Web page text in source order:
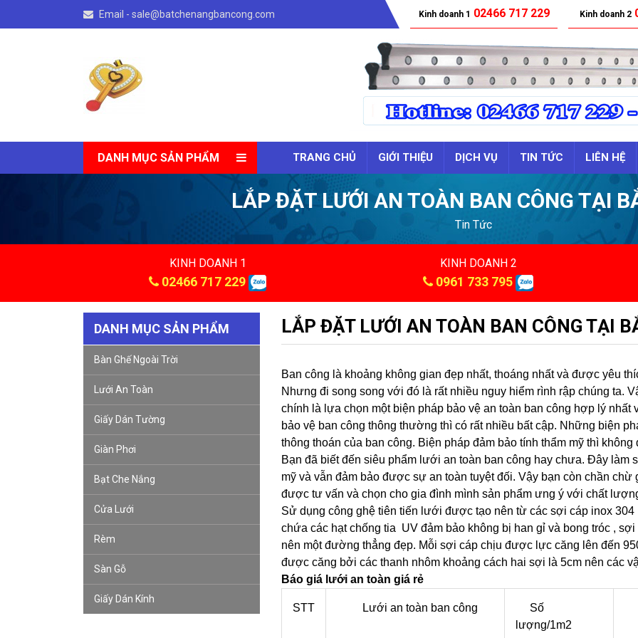
Email - sale@batchenangbancong.com Kinh doanh 1 02466 717 229 Kinh doanh 2
DANH MỤC SẢN PHẨM TRANG CHỦ GIỚI THIỆU DỊCH VỤ TIN TỨC LIÊN HỆ
LẮP ĐẶT LƯỚI AN TOÀN BAN CÔNG TẠI
Tin Tức
KINH DOANH 1
02466 717 229
KINH DOANH 2
0961 733 795
DANH MỤC SẢN PHẨM
Bàn Ghế Ngoài Trời
Lưới An Toàn
Giấy Dán Tường
Giàn Phơi
Bạt Che Nắng
Cửa Lưới
Rèm
Sàn Gỗ
Giấy Dán Kính
LẮP ĐẶT LƯỚI AN TOÀN BAN CÔNG TẠI
Ban công là khoảng không gian đẹp nhất, thoáng nhất và được yêu
Nhưng đi song song với đó là rất nhiều nguy hiểm rình rập chúng ta.
chính là lựa chọn một biện pháp bảo vệ an toàn ban công hợp lý
bảo vệ ban công thông thường thì có rất nhiều bất cập. Những biện
thông thoán của ban công. Biện pháp đảm bảo tính thẩm mỹ thì không
Bạn đã biết đến siêu phẩm lưới an toàn ban công hay chưa. Đây làm
mỹ và vẫn đảm bảo được sự an toàn tuyệt đối. Vậy bạn còn chần
được tư vấn và chọn cho gia đình mình sản phẩm ưng ý với chất
Sử dụng công ghệ tiên tiến lưới được tạo nên từ các sợi cáp inox
chứa các hạt chống tia UV đảm bảo không bị han gỉ và bong tróc ,
nên một đường thẳng đẹp. Mỗi sợi cáp chịu được lực căng lên đến
được căng bởi các thanh nhôm khoảng cách hai sợi là 5cm nên các
Báo giá lưới an toàn giá rẻ
STT Lưới an toàn ban công
Số
lượng/1m2